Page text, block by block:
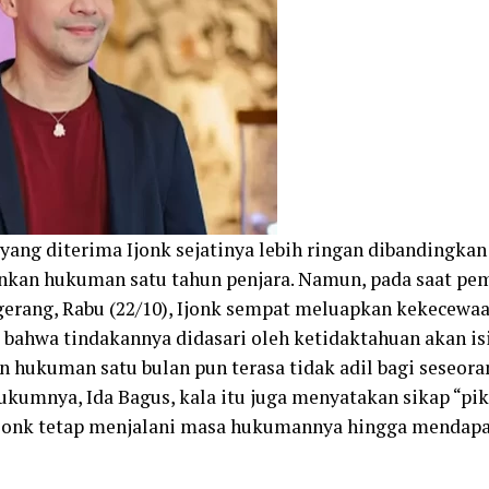
diterima Ijonk sejatinya lebih ringan
hukuman satu tahun penjara. Namun, pada saat
Rabu (22/10), Ijonk sempat meluapkan
tindakannya didasari oleh ketidaktahuan akan
hukuman satu bulan pun terasa tidak adil bagi
Ida Bagus, kala itu juga menyatakan sikap
tetap menjalani masa hukumannya hingga